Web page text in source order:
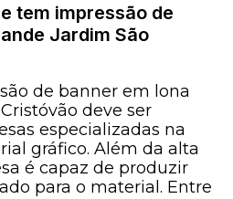
tem impressão de
Jardim São
de banner em lona
deve ser
especializadas na
gráfico. Além da alta
é capaz de produzir
para o material. Entre